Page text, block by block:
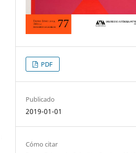
PDF
Publicado
2019-01-01
Cómo citar